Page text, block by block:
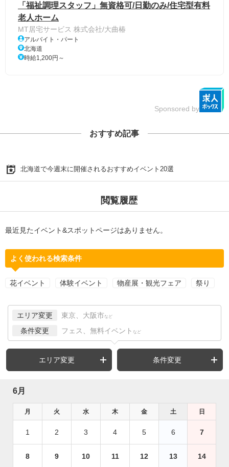
「福祉調理スタッフ」無資格可/日勤のみ/住宅型有料
老人ホーム
MT居宅サービス 株式会社/大曲椿
アルバイト・パート
北海道
時給1,200円～
Sponsored by
おすすめ記事
北海道で今週末に開催されるおすすめイベント20選
閲覧履歴
最近見たイベント&スポットページはありません。
よく使われる検索条件
花イベント 体験イベント 物産展・観光フェア 祭り
エリア変更 東京、大阪市 など
条件変更 フェス、無料イベント など
エリア変更 条件変更
6月
月 火 水 木 金 土 日
1 2 3 4 5 6 7
8 9 10 11 12 13 14